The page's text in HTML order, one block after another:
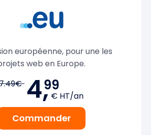
européenne, pour une les
web en Europe.
4,99
€ HT/an
Commander